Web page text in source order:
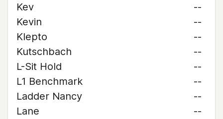
Kev
--
Kevin
--
Klepto
--
Kutschbach
--
L-Sit Hold
--
L1 Benchmark
--
Ladder Nancy
--
Lane
--